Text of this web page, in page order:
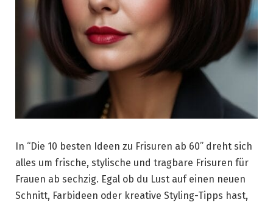
In “Die 10 besten Ideen zu Frisuren ab 60” dreht sich
alles um frische, stylische und tragbare Frisuren für
Frauen ab sechzig. Egal ob du Lust auf einen neuen
Schnitt, Farbideen oder kreative Styling-Tipps hast,